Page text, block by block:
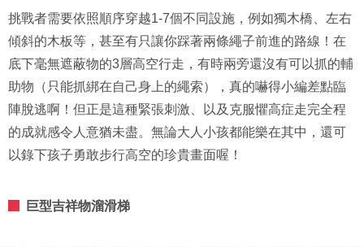
挑戰者需要依照順序穿越1-7個不同設施，例如獨木橋、左右
傾斜的木板等，甚至有只讓你踩著兩條繩子前進的路線！在
底下毫無遮蔽物的3層高空行走，有時兩旁還沒有可以抓的輔
助物（只能抓綁在自己身上的繩索），真的嚇得小編差點臨
陣脫逃啊！但正是這種緊張刺激、以及克服懼高症走完全程
的成就感令人意猶未盡。無論大人小孩都能樂在其中，還可
以錄下孩子勇敢步行高空的珍貴畫面喔！
巨型吉祥物溜滑梯